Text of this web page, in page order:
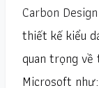
Carbon
thiết kế kiểu
quan trọng
Microsoft